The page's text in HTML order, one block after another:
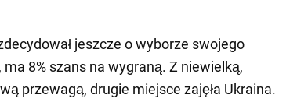
jeszcze o wyborze swojego
8% szans na wygraną. Z niewielką,
przewagą, drugie miejsce zajęła Ukraina.